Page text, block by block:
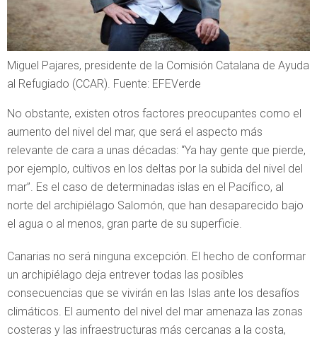
Miguel Pajares, presidente de la Comisión Catalana de Ayuda
al Refugiado (CCAR). Fuente: EFEVerde
No obstante, existen otros factores preocupantes como el
aumento del nivel del mar, que será el aspecto más
relevante de cara a unas décadas: “Ya hay gente que pierde,
por ejemplo, cultivos en los deltas por la subida del nivel del
mar”. Es el caso de determinadas islas en el Pacífico, al
norte del archipiélago Salomón, que han desaparecido bajo
el agua o al menos, gran parte de su superficie.
Canarias no será ninguna excepción. El hecho de conformar
un archipiélago deja entrever todas las posibles
consecuencias que se vivirán en las Islas ante los desafíos
climáticos. El aumento del nivel del mar amenaza las zonas
costeras y las infraestructuras más cercanas a la costa,